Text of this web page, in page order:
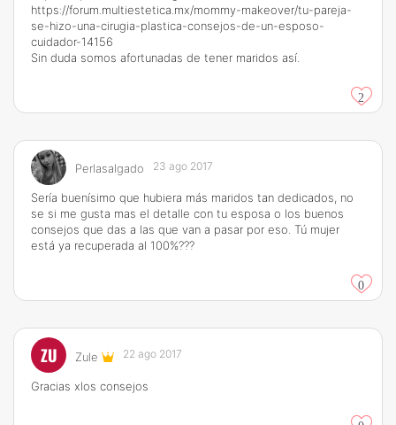
https://forum.multiestetica.mx/mommy-makeover/tu-pareja-
se-hizo-una-cirugia-plastica-consejos-de-un-esposo-
cuidador-14156
Sin duda somos afortunadas de tener maridos así.
2
Perlasalgado 23 ago 2017
Sería buenísimo que hubiera más maridos tan dedicados, no
se si me gusta mas el detalle con tu esposa o los buenos
consejos que das a las que van a pasar por eso. Tú mujer
está ya recuperada al 100%???
0
ZU Zule 22 ago 2017
Gracias xlos consejos